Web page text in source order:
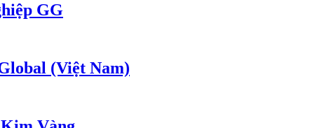
GG
(Việt Nam)